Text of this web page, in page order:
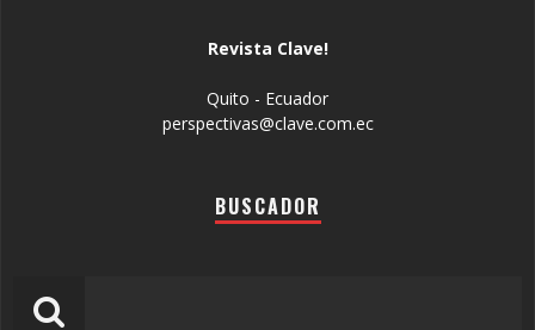
Revista Clave!
Quito - Ecuador
perspectivas@clave.com.ec
BUSCADOR